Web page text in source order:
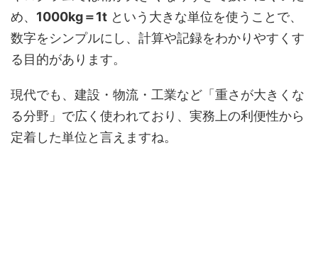
め、 1000kg＝1t という大きな単位を使うことで、
数字をシンプルにし、計算や記録をわかりやすくす
る目的があります。
現代でも、建設・物流・工業など「重さが大きくな
る分野」で広く使われており、実務上の利便性から
定着した単位と言えますね。